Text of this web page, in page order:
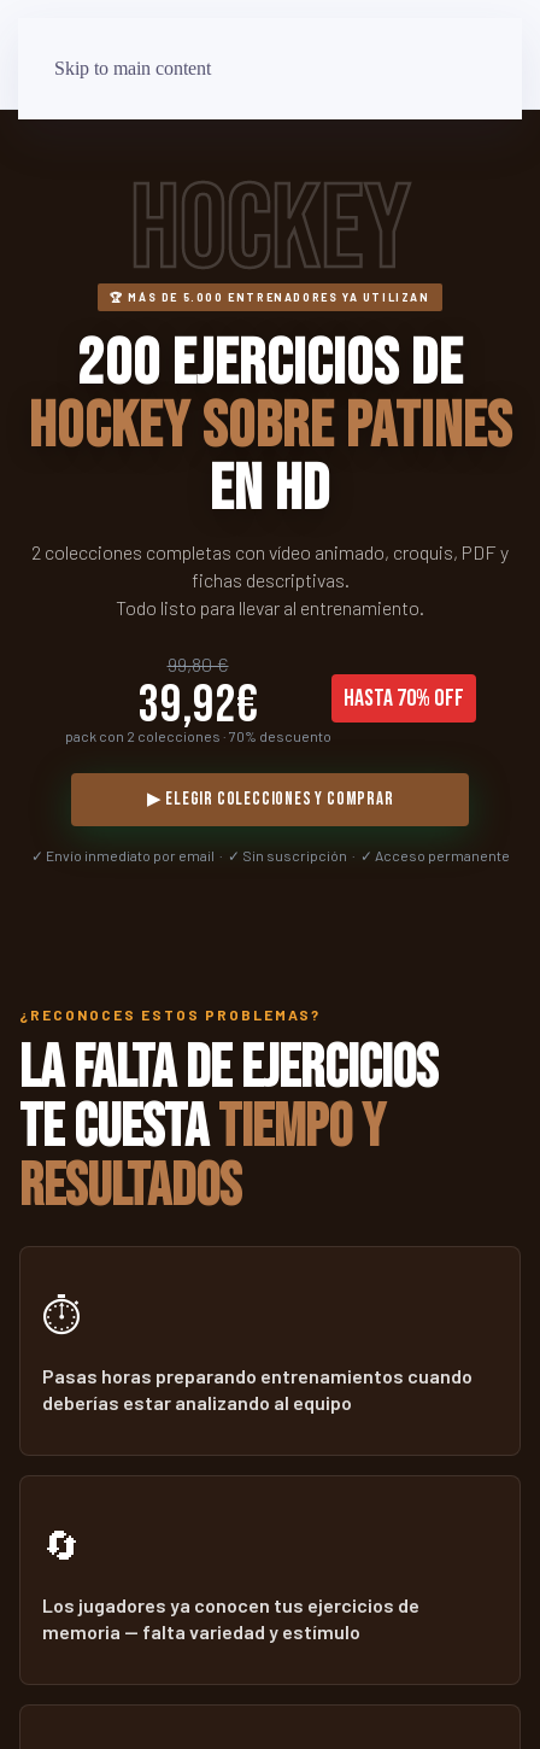
Skip to main content
HOCKEY
🏆 MÁS DE 5.000 ENTRENADORES YA UTILIZAN
200 Ejercicios de
Hockey sobre Patines
en HD
2 colecciones completas con vídeo animado, croquis, PDF y
fichas descriptivas.
Todo listo para llevar al entrenamiento.
99,80 €
39,92€
pack con 2 colecciones · 70% descuento
HASTA 70% OFF
▶ ELEGIR COLECCIONES Y COMPRAR
✓ Envío inmediato por email · ✓ Sin suscripción · ✓ Acceso permanente
¿RECONOCES ESTOS PROBLEMAS?
La falta de ejercicios
te cuestatiempo y
resultados
⏱️
Pasas horas preparando entrenamientos cuando
deberías estar analizando al equipo
🔄
Los jugadores ya conocen tus ejercicios de
memoria — falta variedad y estímulo